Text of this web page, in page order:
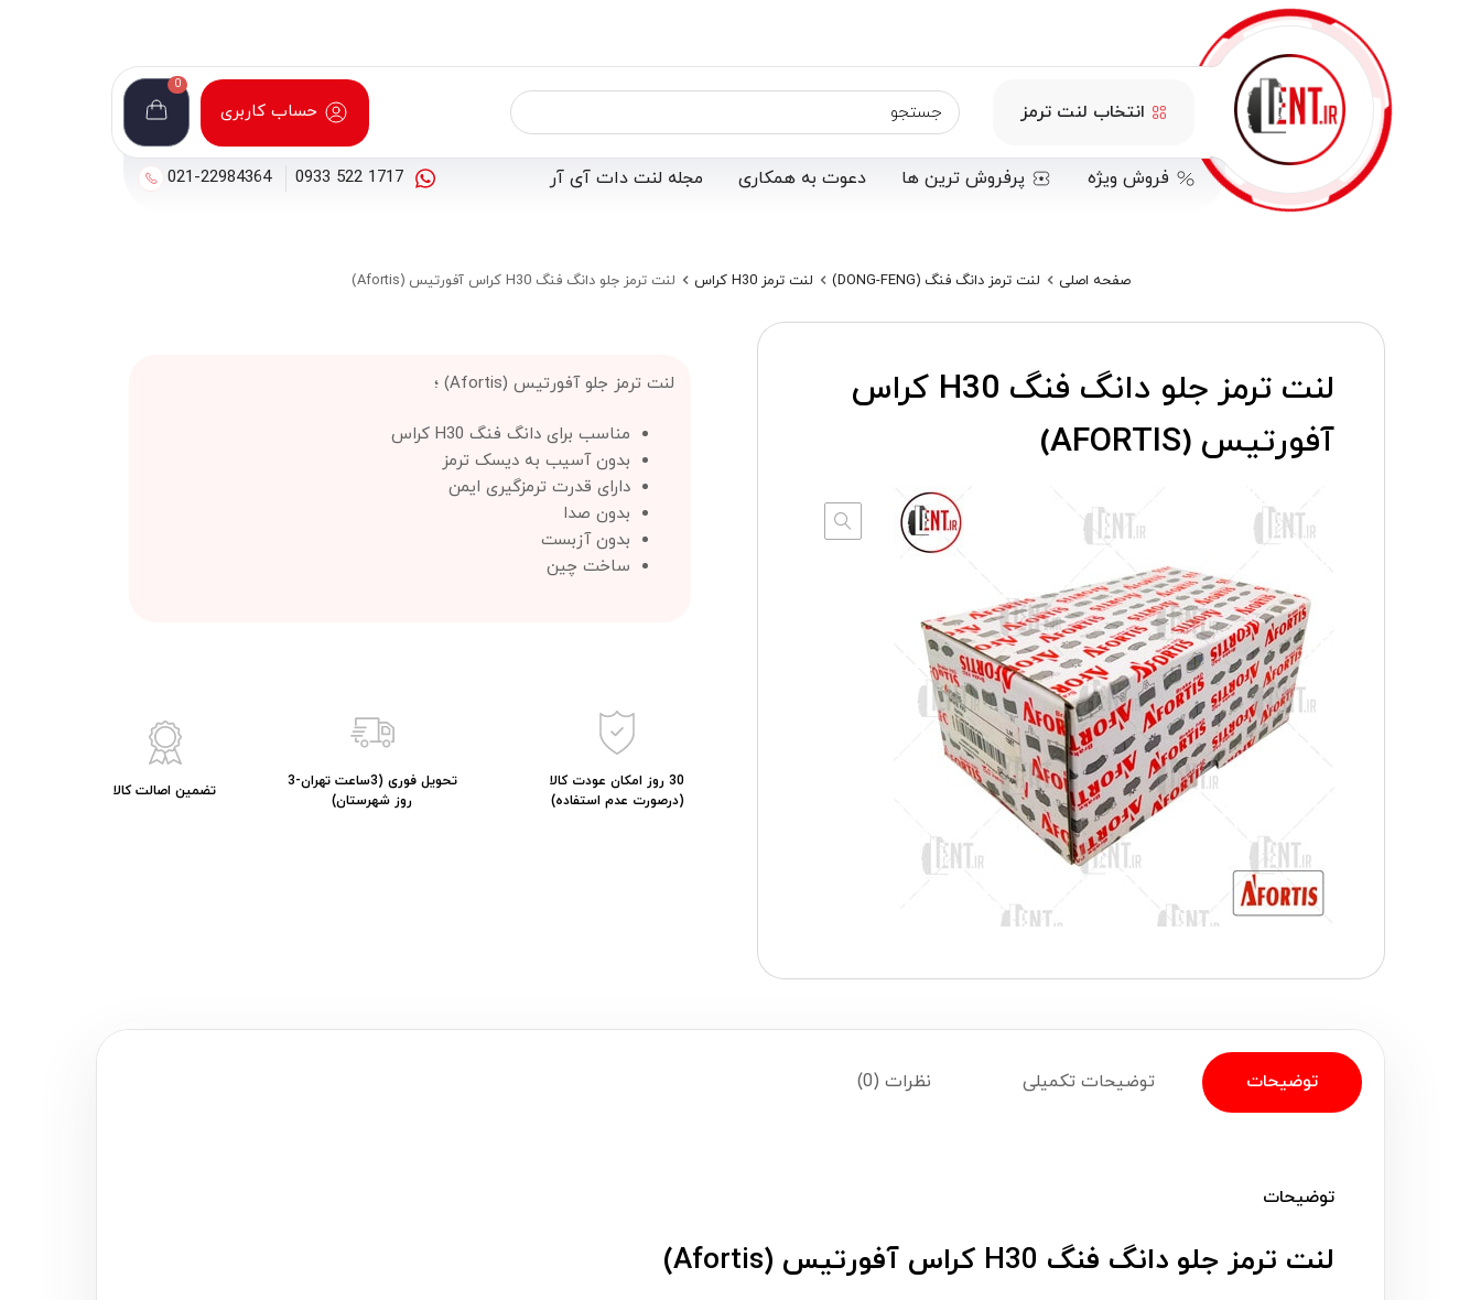
انتخاب لنت ترمز حساب کاربری
0
فروش ویژه پرفروش ترین ها دعوت به همکاری مجله لنت دات آی آر 1717 522 0933
021-22984364
صفحه اصلی لنت ترمز دانگ فنگ (DONG-FENG) لنت ترمز H30 کراس لنت ترمز جلو دانگ فنگ H30 کراس آفورتیس (Afortis)
لنت ترمز جلو دانگ فنگ H30 کراس
آفورتیس (AFORTIS)
لنت ترمز جلو آفورتیس (Afortis) ؛
مناسب برای دانگ فنگ H30 کراس
بدون آسیب به دیسک ترمز
دارای قدرت ترمزگیری ایمن
بدون صدا
بدون آزبست
ساخت چین
30 روز امکان عودت کالا
(درصورت عدم استفاده)
تحویل فوری (3ساعت تهران-3
روز شهرستان)
تضمین اصالت کالا
توضیحات توضیحات تکمیلی نظرات (0)
توضیحات
لنت ترمز جلو دانگ فنگ H30 کراس آفورتیس (Afortis)